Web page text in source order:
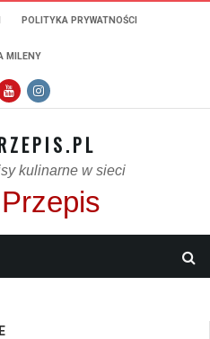
POLITYKA PRYWATNOŚCI
MILENY
kulinarne w sieci